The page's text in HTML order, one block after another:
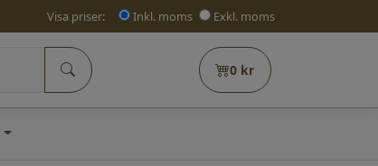
Visa priser: Inkl. moms Exkl. moms
0 kr